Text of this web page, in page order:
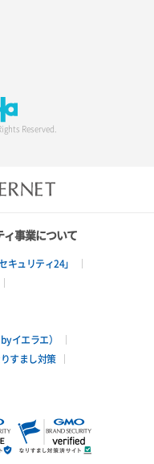
Reserved.
ィ事業について
キュリティ24」
イエラエ）
すまし対策